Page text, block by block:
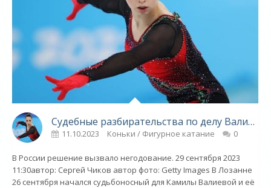
Судебные разбирательства по делу Валиевой перенесли. Причиной могла послужить одна небольшая деталь - «Фигурное катание»
11.10.2023 Коньки / Фигурное катание 0
В России решение вызвало негодование. 29 сентября 2023
11:30автор: Сергей Чиков автор фото: Getty Images В Лозанне
26 сентября начался судьбоносный для Камилы Валиевой и её